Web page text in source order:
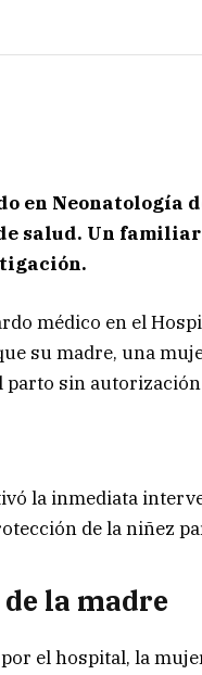
en Neonatología
salud. Un
médico en el
su madre, una
parto sin
la inmediata
de la niñez
la madre
el hospital, la